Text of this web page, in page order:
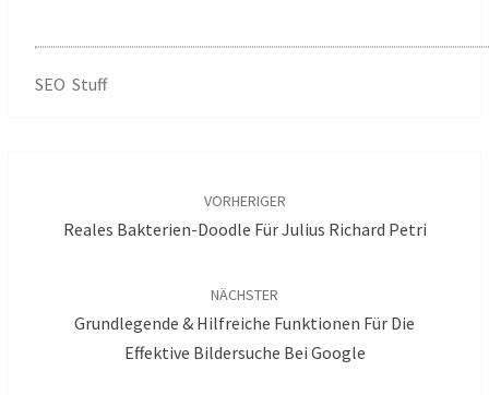
SEO Stuff
VORHERIGER
Reales Bakterien-Doodle Für Julius Richard Petri
NÄCHSTER
Grundlegende & Hilfreiche Funktionen Für Die
Effektive Bildersuche Bei Google